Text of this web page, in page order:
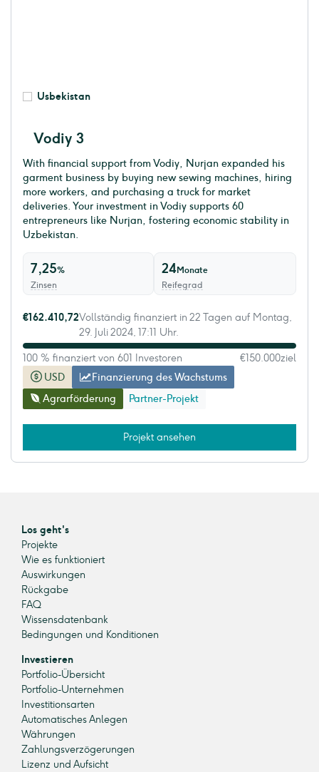
Usbekistan
Vodiy 3
With financial support from Vodiy, Nurjan expanded his
garment business by buying new sewing machines, hiring
more workers, and purchasing a truck for market
deliveries. Your investment in Vodiy supports 60
entrepreneurs like Nurjan, fostering economic stability in
Uzbekistan.
7,25%
Zinsen
24Monate
Reifegrad
USD
Finanzierung des Wachstums
Agrarförderung
Partner-Projekt
€162.410,72Vollständig finanziert in 22 Tagen auf Montag,
29. Juli 2024, 17:11 Uhr.
100 % finanziert von 601 Investoren €150.000ziel
Projekt ansehen
Los geht's
Projekte
Wie es funktioniert
Auswirkungen
Rückgabe
FAQ
Wissensdatenbank
Bedingungen und Konditionen
Investieren
Portfolio-Übersicht
Portfolio-Unternehmen
Investitionsarten
Automatisches Anlegen
Währungen
Zahlungsverzögerungen
Lizenz und Aufsicht